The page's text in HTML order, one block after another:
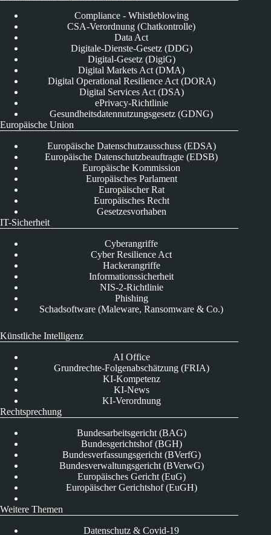
Compliance - Whistleblowing
CSA-Verordnung (Chatkontrolle)
Data Act
Digitale-Dienste-Gesetz (DDG)
Digital-Gesetz (DigiG)
Digital Markets Act (DMA)
Digital Operational Resilience Act (DORA)
Digital Services Act (DSA)
ePrivacy-Richtlinie
Gesundheitsdatennutzungsgesetz (GDNG)
Europäische Union
Europäische Datenschutzausschuss (EDSA)
Europäische Datenschutzbeauftragte (EDSB)
Europäische Kommission
Europäisches Parlament
Europäischer Rat
Europäisches Recht
Gesetzesvorhaben
IT-Sicherheit
Cyberangriffe
Cyber Resilience Act
Hackerangriffe
Informationssicherheit
NIS-2-Richtlinie
Phishing
Schadsoftware (Maleware, Ransomware & Co.)
Künstliche Intelligenz
AI Office
Grundrechte-Folgenabschätzung (FRIA)
KI-Kompetenz
KI-News
KI-Verordnung
Rechtsprechung
Bundesarbeitsgericht (BAG)
Bundesgerichtshof (BGH)
Bundesverfassungsgericht (BVerfG)
Bundesverwaltungsgericht (BVerwG)
Europäisches Gericht (EuG)
Europäischer Gerichtshof (EuGH)
Weitere Themen
Datenschutz & Covid-19